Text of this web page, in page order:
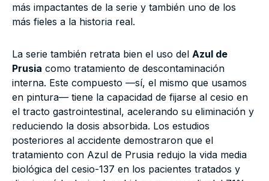
más impactantes de la serie y también uno de los
más fieles a la historia real.
La serie también retrata bien el uso del Azul de
Prusia como tratamiento de descontaminación
interna. Este compuesto —sí, el mismo que usamos
en pintura— tiene la capacidad de fijarse al cesio en
el tracto gastrointestinal, acelerando su eliminación y
reduciendo la dosis absorbida. Los estudios
posteriores al accidente demostraron que el
tratamiento con Azul de Prusia redujo la vida media
biológica del cesio-137 en los pacientes tratados y